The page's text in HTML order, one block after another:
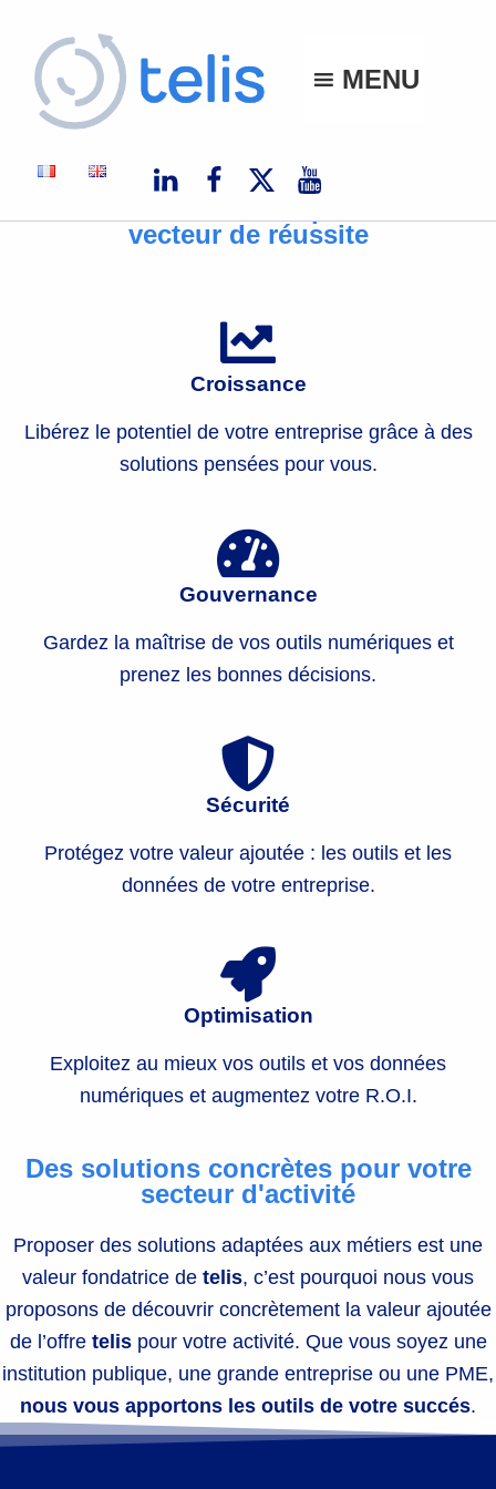
MENU
vecteur de réussite
Croissance
Libérez le potentiel de votre entreprise grâce à des
solutions pensées pour vous.
Gouvernance
Gardez la maîtrise de vos outils numériques et
prenez les bonnes décisions.
Sécurité
Protégez votre valeur ajoutée : les outils et les
données de votre entreprise.
Optimisation
Exploitez au mieux vos outils et vos données
numériques et augmentez votre R.O.I.
Des solutions concrètes pour votre
secteur d'activité
Proposer des solutions adaptées aux métiers est une
valeur fondatrice de telis, c’est pourquoi nous vous
proposons de découvrir concrètement la valeur ajoutée
de l’offre telispour votre activité. Que vous soyez une
institution publique, une grande entreprise ou une PME,
nous vous apportons les outils de votre succés.